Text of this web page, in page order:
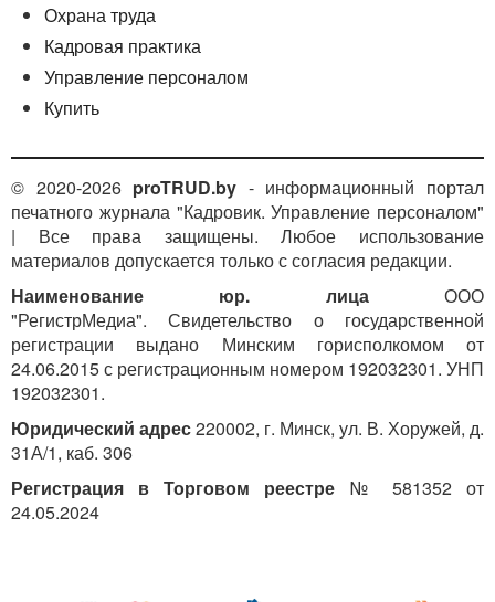
Охрана труда
Кадровая практика
Управление персоналом
Купить
© 2020-2026 proTRUD.by - информационный портал
печатного журнала "Кадровик. Управление персоналом"
| Все права защищены. Любое использование
материалов допускается только с согласия редакции.
Наименование юр. лицаООО
"РегистрМедиа". Свидетельство о государственной
регистрации выдано Минским горисполкомом от
24.06.2015 с регистрационным номером 192032301. УНП
192032301.
Юридический адрес220002, г. Минск, ул. В. Хоружей, д.
31А/1, каб. 306
Регистрация в Торговом реестре № 581352 от
24.05.2024